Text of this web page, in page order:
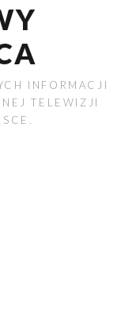
INFORMACJI
TELEWIZJI